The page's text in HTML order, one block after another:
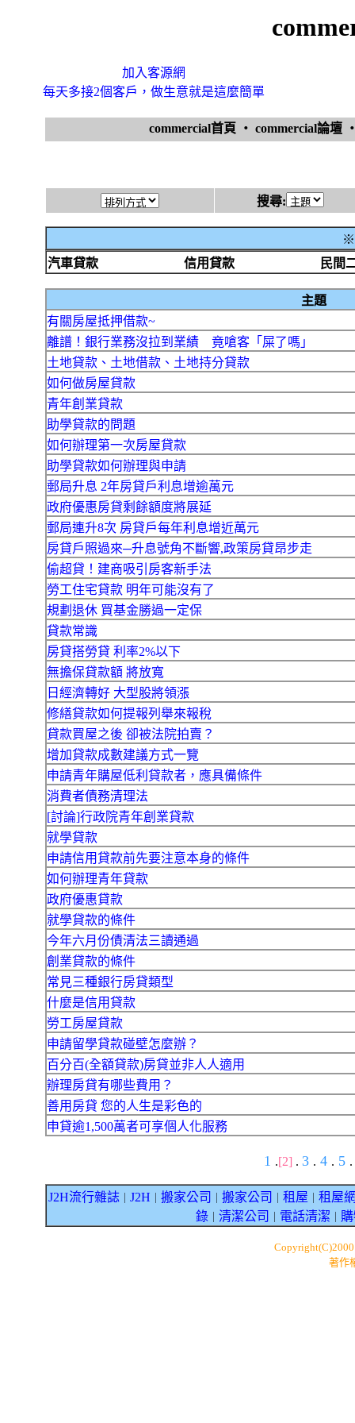
加入客源網
每天多接2個客戶，做生意就是這麼簡單
commercial首頁 ‧ commercial論壇
搜尋:
※
汽車貸款
信用貸款 民間
主題
有關房屋抵押借款~
離譜！銀行業務沒拉到業績 竟嗆客「屎了嗎」
土地貸款、土地借款、土地持分貸款
如何做房屋貸款
青年創業貸款
助學貸款的問題
如何辦理第一次房屋貸款
助學貸款如何辦理與申請
郵局升息 2年房貸戶利息增逾萬元
政府優惠房貸剩餘額度將展延
郵局連升8次 房貸戶每年利息增近萬元
房貸戶照過來─升息號角不斷響,政策房貸昂步走
偷超貸！建商吸引房客新手法
勞工住宅貸款 明年可能沒有了
規劃退休 買基金勝過一定保
貸款常識
房貸搭勞貸 利率2%以下
無擔保貸款額 將放寬
日經濟轉好 大型股將領漲
修繕貸款如何提報列舉來報稅
貸款買屋之後 卻被法院拍賣？
增加貸款成數建議方式一覽
申請青年購屋低利貸款者，應具備條件
消費者債務清理法
[討論]行政院青年創業貸款
就學貸款
申請信用貸款前先要注意本身的條件
如何辦理青年貸款
政府優惠貸款
就學貸款的條件
今年六月份債清法三讀通過
創業貸款的條件
常見三種銀行房貸類型
什麼是信用貸款
勞工房屋貸款
申請留學貸款碰壁怎麼辦？
百分百(全額貸款)房貸並非人人適用
辦理房貸有哪些費用？
善用房貸 您的人生是彩色的
申貸逾1,500萬者可享個人化服務
1 .[2] . 3 . 4 . 5 .
J2H流行雜誌 J2H 搬家公司 搬家公司 租屋
租屋
錄｜ 清潔公司 電話清潔
著作